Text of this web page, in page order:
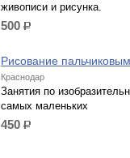
живописи и рисунка.
500 р.
Рисование
Краснодар
Занятия по
самых маленьких
450 р.